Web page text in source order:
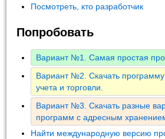
Посмотреть, кто разработчик
Попробовать
Вариант №1. Самая простая
Вариант №2. Скачать программу
учета и торговли.
Вариант №3. Скачать разные
программ с адресным
Найти международную версию